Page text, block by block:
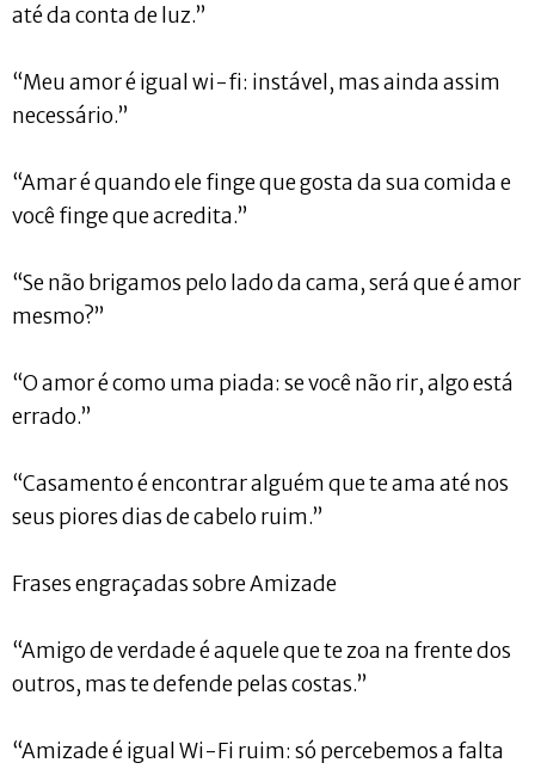
até da conta de luz.”
“Meu amor é igual wi-fi: instável, mas ainda assim
necessário.”
“Amar é quando ele finge que gosta da sua comida e
você finge que acredita.”
“Se não brigamos pelo lado da cama, será que é amor
mesmo?”
“O amor é como uma piada: se você não rir, algo está
errado.”
“Casamento é encontrar alguém que te ama até nos
seus piores dias de cabelo ruim.”
Frases engraçadas sobre Amizade
“Amigo de verdade é aquele que te zoa na frente dos
outros, mas te defende pelas costas.”
“Amizade é igual Wi-Fi ruim: só percebemos a falta